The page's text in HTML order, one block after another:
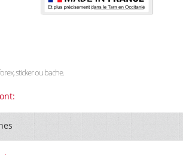
sticker ou bache.